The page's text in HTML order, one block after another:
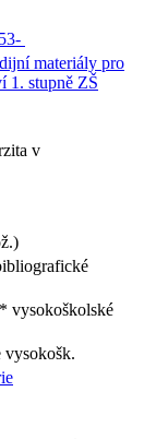
materiály pro
1. stupně ZŠ
v
vysokoškolské
vysokošk.